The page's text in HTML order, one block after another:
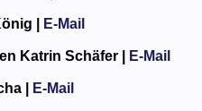
| E-Mail
Katrin Schäfer | E-Mail
| E-Mail